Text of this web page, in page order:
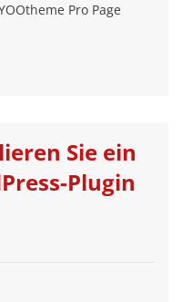
Pro Page
Sie ein
Plugin